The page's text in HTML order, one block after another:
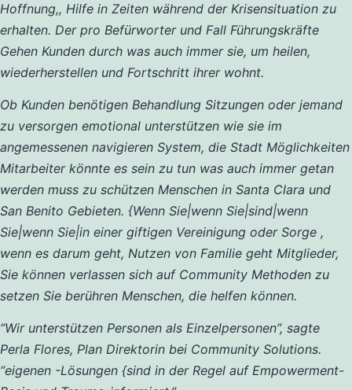
Hoffnung,, Hilfe in Zeiten während der Krisensituation zu
erhalten. Der pro Befürworter und Fall Führungskräfte
Gehen Kunden durch was auch immer sie, um heilen,
wiederherstellen und Fortschritt ihrer wohnt.
Ob Kunden benötigen Behandlung Sitzungen oder jemand
zu versorgen emotional unterstützen wie sie im
angemessenen navigieren System, die Stadt Möglichkeiten
Mitarbeiter könnte es sein zu tun was auch immer getan
werden muss zu schützen Menschen in Santa Clara und
San Benito Gebieten. {Wenn Sie|wenn Sie|sind|wenn
Sie|wenn Sie|in einer giftigen Vereinigung oder Sorge ,
wenn es darum geht, Nutzen von Familie geht Mitglieder,
Sie können verlassen sich auf Community Methoden zu
setzen Sie berühren Menschen, die helfen können.
“Wir unterstützen Personen als Einzelpersonen”, sagte
Perla Flores, Plan Direktorin bei Community Solutions.
“eigenen -Lösungen {sind in der Regel auf Empowerment-